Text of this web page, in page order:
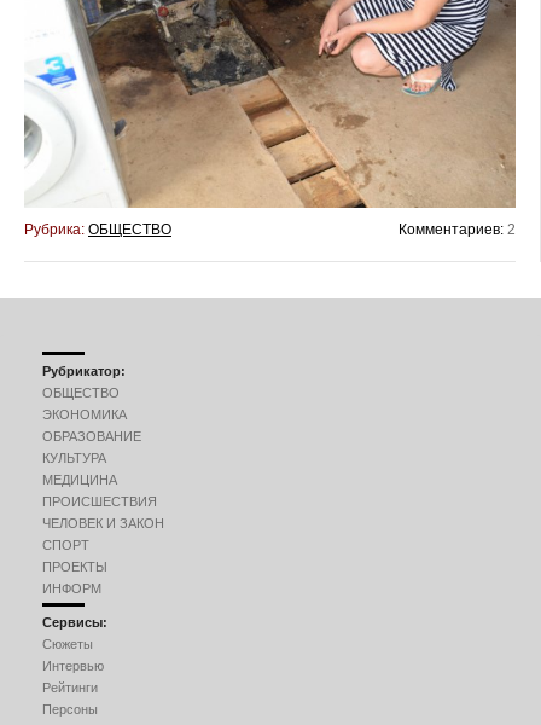
Рубрика: ОБЩЕСТВО Комментариев: 2
Рубрикатор:
ОБЩЕСТВО
ЭКОНОМИКА
ОБРАЗОВАНИЕ
КУЛЬТУРА
МЕДИЦИНА
ПРОИСШЕСТВИЯ
ЧЕЛОВЕК И ЗАКОН
СПОРТ
ПРОЕКТЫ
ИНФОРМ
Сервисы:
Сюжеты
Интервью
Рейтинги
Персоны